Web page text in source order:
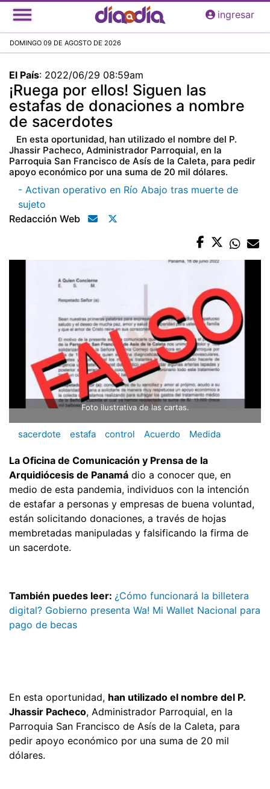
Pasar
al
principal
ingresar
DOMINGO 09 DE AGOSTO DE 2026
El País: 2022/06/29 08:59am
¡Ruega por ellos! Siguen las
estafas de donaciones a nombre
de sacerdotes
En esta oportunidad, han utilizado el nombre del P.
Jhassir Pacheco, Administrador Parroquial, en la
Parroquia San Francisco de Asís de la Caleta, para pedir
apoyo económico por una suma de 20 mil dólares.
- Activan operativo en Río Abajo tras muerte de
sujeto
Redacción Web
Foto ilustrativa de las cartas.
sacerdote estafa control Acuerdo Medida
La Oficina de Comunicación y Prensa de la
Arquidiócesis de Panamá dio a conocer que, en
medio de esta pandemia, individuos con la intención
de estafar a personas y empresas de buena voluntad,
están solicitando donaciones, a través de hojas
membretadas manipuladas y falsificando la firma de
un sacerdote.
También puedes leer: ¿Cómo funcionará la billetera
digital? Gobierno presenta Wa! Mi Wallet Nacional para
pago de becas
En esta oportunidad, han utilizado el nombre del P.
Jhassir Pacheco, Administrador Parroquial, en la
Parroquia San Francisco de Asís de la Caleta, para
pedir apoyo económico por una suma de 20 mil
dólares.